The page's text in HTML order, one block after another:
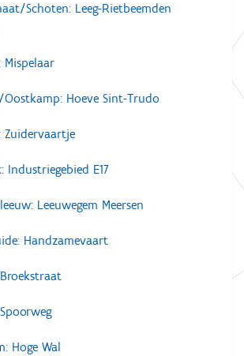
Schoten: Leeg-Rietbeemden
Mispelaar
Oostkamp: Hoeve Sint-Trudo
Zuidervaartje
Industriegebied E17
Leeuwegem Meersen
Handzamevaart
Hoge Wal